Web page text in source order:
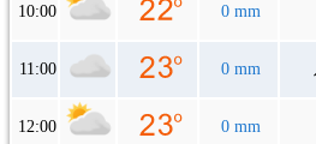
10:00 0 mm
11:00 0 mm
12:00 0 mm